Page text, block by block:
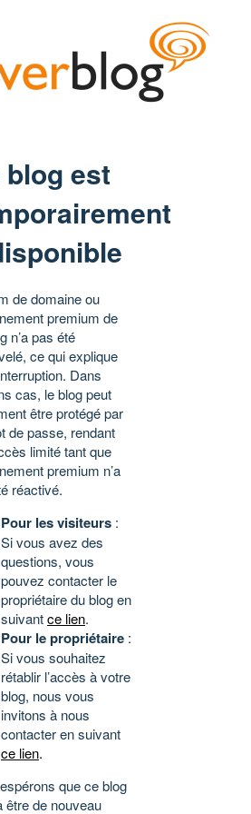
blog est
de domaine ou
premium de
n’a pas été
ce qui explique
Dans
cas, le blog peut
être protégé par
de passe, rendant
limité tant que
premium n’a
réactivé.
Pour les visiteurs :
Si vous avez des
questions, vous
pouvez contacter le
propriétaire du blog en
suivantce lien.
Pour le propriétaire :
Si vous souhaitez
rétablir l’accès à votre
blog, nous vous
invitons à nous
contacter en suivant
ce lien.
que ce blog
être de nouveau